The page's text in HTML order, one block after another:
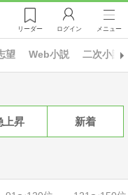
リーダー ログイン メニュー
望 Web小説 二次小説
上昇 新着